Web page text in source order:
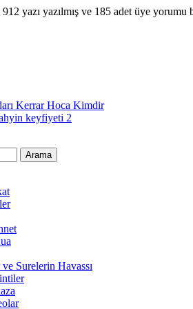
yazı yazılmış ve 185 adet üye yorumu
Kerrar Hoca Kimdir
keyfiyeti 2
Surelerin Havassı